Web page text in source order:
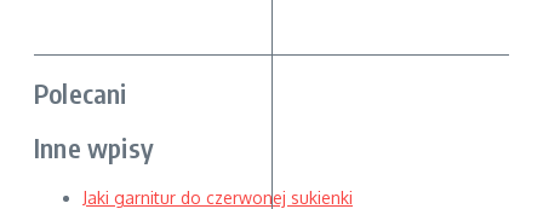
Polecani
Inne wpisy
Jaki garnitur do czerwonej sukienki